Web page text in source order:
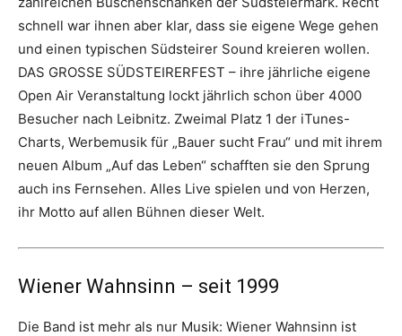
schnell war ihnen aber klar, dass sie eigene Wege gehen
und einen typischen Südsteirer Sound kreieren wollen.
DAS GROSSE SÜDSTEIRERFEST – ihre jährliche eigene
Open Air Veranstaltung lockt jährlich schon über 4000
Besucher nach Leibnitz. Zweimal Platz 1 der iTunes-
Charts, Werbemusik für „Bauer sucht Frau“ und mit ihrem
neuen Album „Auf das Leben“ schafften sie den Sprung
auch ins Fernsehen. Alles Live spielen und von Herzen,
ihr Motto auf allen Bühnen dieser Welt.
Wiener Wahnsinn – seit 1999
Die Band ist mehr als nur Musik: Wiener Wahnsinn ist